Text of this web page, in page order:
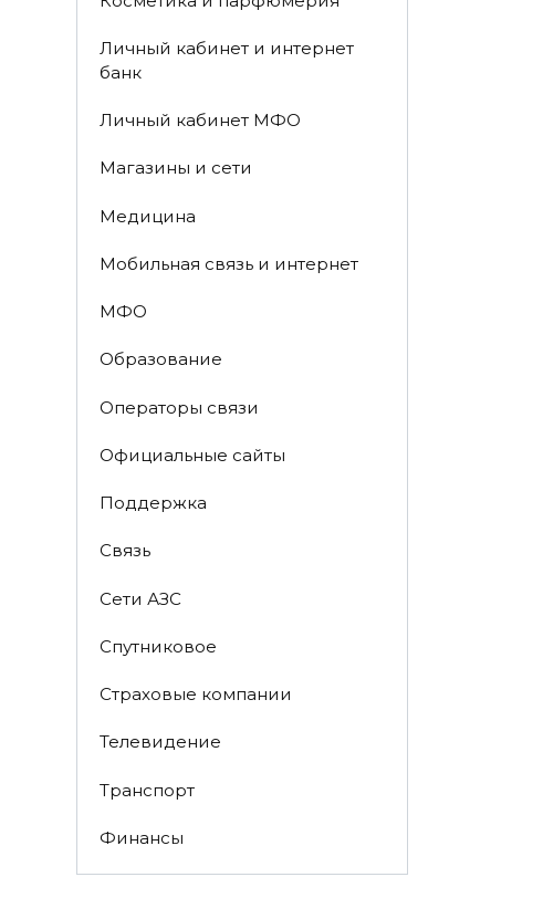
Личный кабинет и интернет
банк
Личный кабинет МФО
Магазины и сети
Медицина
Мобильная связь и интернет
МФО
Образование
Операторы связи
Официальные сайты
Поддержка
Связь
Сети АЗС
Спутниковое
Страховые компании
Телевидение
Транспорт
Финансы